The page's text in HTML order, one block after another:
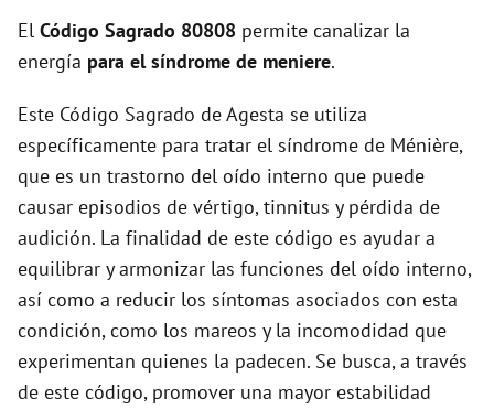
i
e
o
El Código Sagrado 80808 permite canalizar la
energía para el síndrome de meniere.
Este Código Sagrado de Agesta se utiliza
específicamente para tratar el síndrome de Ménière,
que es un trastorno del oído interno que puede
causar episodios de vértigo, tinnitus y pérdida de
audición. La finalidad de este código es ayudar a
equilibrar y armonizar las funciones del oído interno,
así como a reducir los síntomas asociados con esta
condición, como los mareos y la incomodidad que
experimentan quienes la padecen. Se busca, a través
de este código, promover una mayor estabilidad